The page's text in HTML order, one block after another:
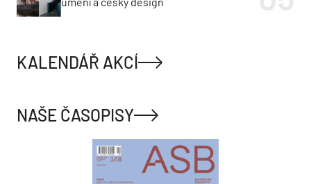
KALENDÁŘ AKCÍ
NAŠE ČASOPISY